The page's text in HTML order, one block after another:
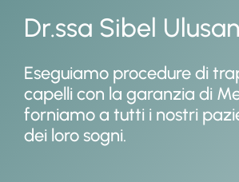
Dr.ssa Sibel Ulusan
Eseguiamo procedure di
capelli con la garanzia di
forniamo a tutti i nostri
dei loro sogni.